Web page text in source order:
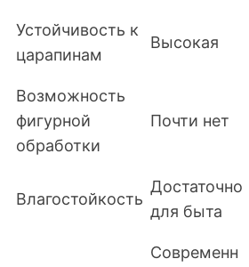
Устойчивость к
царапинам
Высокая
Возможность
фигурной
обработки
Почти нет
Влагостойкость
Достаточно
для быта
Современн